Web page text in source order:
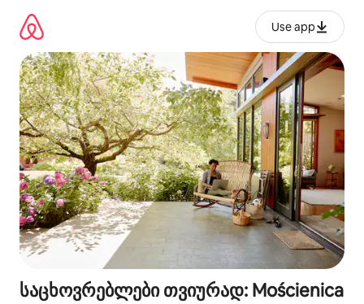
გადასვლა
Use app
საცხოვრებლები თვიურად: Mościenica